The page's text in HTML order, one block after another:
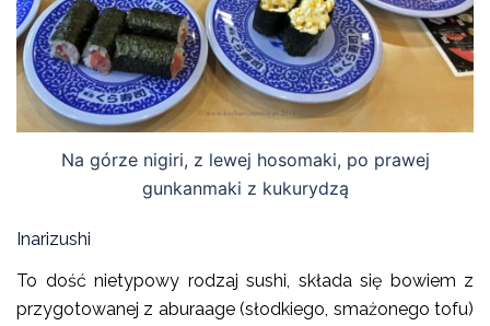
Na górze nigiri, z lewej hosomaki, po prawej
gunkanmaki z kukurydzą
Inarizushi
To dość nietypowy rodzaj sushi, składa się bowiem z
przygotowanej z aburaage (słodkiego, smażonego tofu)